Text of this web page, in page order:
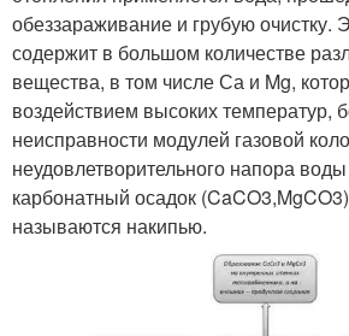
обеззараживание и грубую очистку.
содержит в большом количестве
вещества, в том числе Са и Mg,
воздействием высоких температур,
неисправности модулей газовой
неудовлетворительного напора
карбонатный осадок
называются накипью.